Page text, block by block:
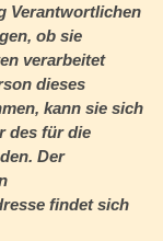
Verantwortlichen
ob sie
verarbeitet
dieses
kann sie sich
des für die
Der
findet sich